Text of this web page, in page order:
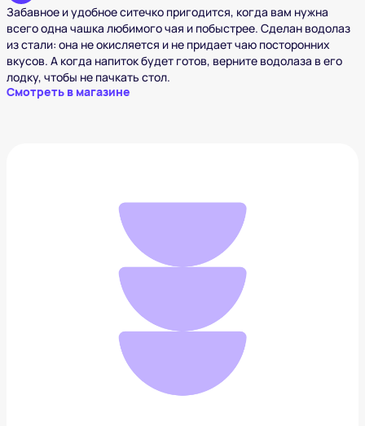
Забавное и удобное ситечко пригодится, когда вам нужна
всего одна чашка любимого чая и побыстрее. Сделан водолаз
из стали: она не окисляется и не придает чаю посторонних
вкусов. А когда напиток будет готов, верните водолаза в его
лодку, чтобы не пачкать стол.
Смотреть в магазине
Чай латте пряный re-feel c чагой и специями
масала на кокосовом молоке
2 019 ₽